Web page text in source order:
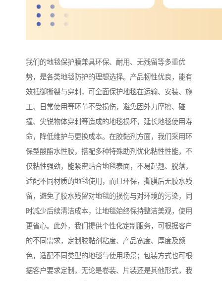
我们的地毯保护膜兼具环保、耐用、无残留等多重优
势，是各类地毯防护的理想选择。产品韧性优良，能有
效抵御撕裂与穿刺，可全面保护地毯在运输、安装、施
工、日常使用等环节不受损伤，避免因外力摩擦、碰
撞、尖锐物体穿刺等造成的地毯损坏，延长地毯使用寿
命，降低维护与更换成本。在胶黏剂方面，我们采用环
保型酸酯水性胶，搭配多种特殊助剂优化粘性性能，不
仅粘性强劲，能紧密贴合地毯表面，不易起翘、脱落，
适配不同材质的地毯使用，而且环保，撕膜后无胶水残
留，避免了胶水残留对地毯的损伤与对环境的污染，同
时减少后续清洁成本，让地毯始终保持整洁美观，使用
更省心。此外，我们提供个性化定制服务，可根据客户
的不同需求，定制胶黏剂粘度、产品宽度、厚度及颜
色，适配不同类型的地毯与使用场景；包装方式也可根
据客户要求定制，无论是卷装、片装还是其他形式，我